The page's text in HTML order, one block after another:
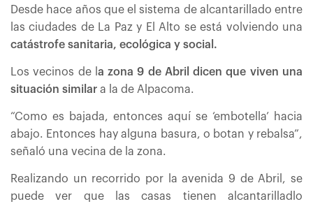
Desde hace años que el sistema de alcantarillado entre
las ciudades de La Paz y El Alto se está volviendo una
catástrofe sanitaria, ecológica y social.
Los vecinos de l a zona 9 de Abril dicen que viven una
situación similar a la de Alpacoma.
“Como es bajada, entonces aquí se ‘embotella’ hacia
abajo. Entonces hay alguna basura, o botan y rebalsa”,
señaló una vecina de la zona.
Realizando un recorrido por la avenida 9 de Abril, se
puede ver que las casas tienen alcantarilladlo